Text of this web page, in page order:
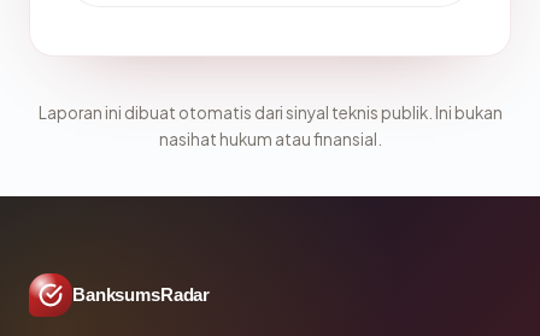
Laporan ini dibuat otomatis dari sinyal teknis publik. Ini bukan
nasihat hukum atau finansial.
BanksumsRadar